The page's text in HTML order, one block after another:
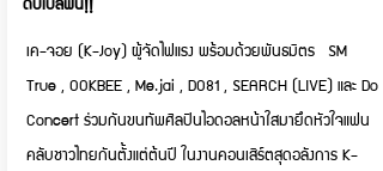
เค-จอย (K-Joy) ผู้จัดไฟแรง พร้อมด้วยพันธมิตร SM
True , OOKBEE , Me.jai , DO81 , SEARCH (LIVE) และ Do
Concert ร่วมกันขนทัพศิลปินไอดอลหน้าใสมายึดหัวใจแฟน
คลับชาวไทยกันตั้งแต่ต้นปี ในงานคอนเสิร์ตสุดอลังการ K-